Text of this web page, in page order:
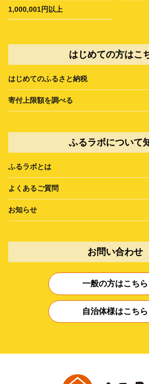
1,000,001円以上
はじめての方はこ
はじめてのふるさと納税
寄付上限額を調べる
ふるラボについて
ふるラボとは
よくあるご質問
お知らせ
お問い合わせ
一般の方はこちら
自治体様はこちら